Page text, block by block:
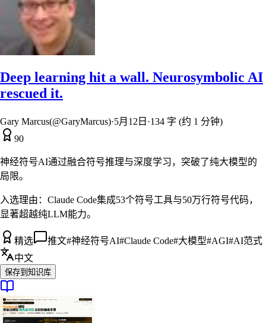
Deep learning hit a wall. Neurosymbolic AI
rescued it.
Gary Marcus(@GaryMarcus)·5月12日 ·134 字 (约 1 分钟)
90
神经符号AI通过融合符号推理与深度学习，突破了纯大模型的
局限。
入选理由： Claude Code集成53个符号工具与50万行符号代码，
显著超越纯LLM能力。
精选 推文#神经符号AI#Claude Code#大模型#AGI#AI范式
中文
保存到知识库